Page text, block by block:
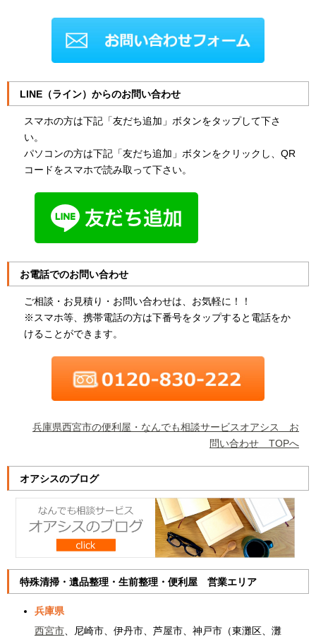
LINE（ライン）からのお問い合わせ
スマホの方は下記「友だち追加」ボタンをタップして下さ
い。
パソコンの方は下記「友だち追加」ボタンをクリックし、QR
コードをスマホで読み取って下さい。
お電話でのお問い合わせ
ご相談・お見積り・お問い合わせは、お気軽に！！
※スマホ等、携帯電話の方は下番号をタップすると電話をか
けることができます。
兵庫県西宮市の便利屋・なんでも相談サービスオアシス お
問い合わせ TOPへ
オアシスのブログ
特殊清掃・遺品整理・生前整理・便利屋 営業エリア
兵庫県
西宮市、尼崎市、伊丹市、芦屋市、神戸市（東灘区、灘